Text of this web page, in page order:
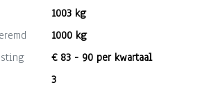
1003 kg
1000 kg
€ 83 - 90 per kwartaal
3